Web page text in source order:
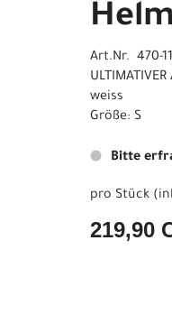
Art.Nr. 470-
weiss
Größe: S
Bitte
pro Stück
219,90